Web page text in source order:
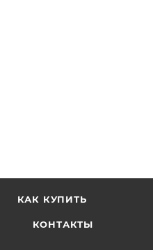
КАК КУПИТЬ
КОНТАКТЫ